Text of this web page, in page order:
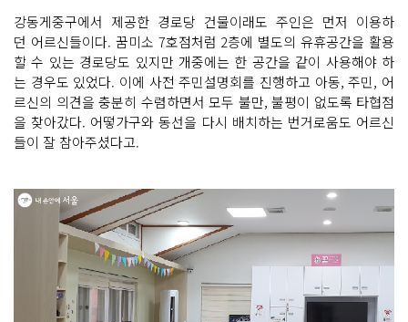
강동게중구에서 제공한 경로당 건물이래도 주인은 먼저 이용하
던 어르신들이다. 꿈미소 7호점처럼 2층에 별도의 유휴공간을 활용
할 수 있는 경로당도 있지만 개중에는 한 공간을 같이 사용해야 하
는 경우도 있었다. 이에 사전 주민설명회를 진행하고 아동, 주민, 어
르신의 의견을 충분히 수렴하면서 모두 불만, 불평이 없도록 타협점
을 찾아갔다. 어떻가구와 동선을 다시 배치하는 번거로움도 어르신
들이 잘 참아주셨다고.